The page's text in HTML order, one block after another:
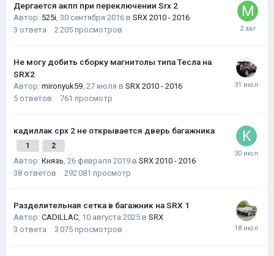
Дергается акпп при переключении Srx 2
Автор: 525i, 30 сентября 2016 в SRX 2010 - 2016
3 ответа 2 205 просмотров
Не могу добить сборку магнитолы типа Тесла на
SRX2
Автор: mironyuk59, 27 июля в SRX 2010 - 2016
5 ответов 761 просмотр
кадиллак срх 2 не открывается дверь багажника
1 2
Автор: Князь, 26 февраля 2019 в SRX 2010 - 2016
38 ответов 292 081 просмотр
Разделительная сетка в багажник на SRX 1
Автор: CADILLAC, 10 августа 2025 в SRX
3 ответа 3 075 просмотров